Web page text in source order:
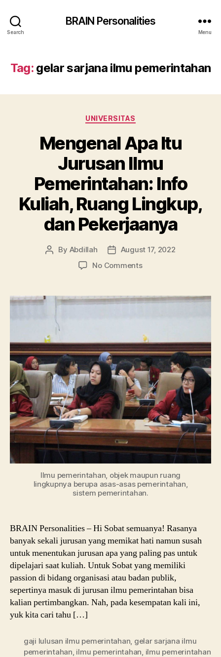
Search
BRAIN Personalities
Menu
Tag: gelar sarjana ilmu pemerintahan
Categories
UNIVERSITAS
Mengenal Apa Itu
Jurusan Ilmu
Pemerintahan: Info
Kuliah, Ruang Lingkup,
dan Pekerjaanya
Post
By Abdillah
PostAugust 17, 2022
No Commentson
Itu
Info
Kuliah,
Ruang
Lingkup,
dan
Pekerjaanya
Ilmu pemerintahan, objek maupun ruang
lingkupnya berupa asas-asas pemerintahan,
sistem pemerintahan.
BRAIN Personalities – Hi Sobat semuanya! Rasanya
banyak sekali jurusan yang memikat hati namun susah
untuk menentukan jurusan apa yang paling pas untuk
dipelajari saat kuliah. Untuk Sobat yang memiliki
passion di bidang organisasi atau badan publik,
sepertinya masuk di jurusan ilmu pemerintahan bisa
kalian pertimbangkan. Nah, pada kesempatan kali ini,
yuk kita cari tahu […]
gaji lulusan ilmu pemerintahan gelar sarjana ilmu
pemerintahan ilmu pemerintahan ilmu pemerintahan